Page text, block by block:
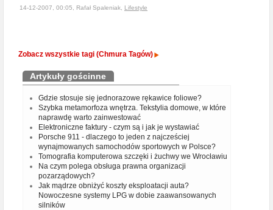
14-12-2007, 00:05, Rafał Spaleniak, Lifestyle
Zobacz wszystkie tagi (Chmura Tagów)
Artykuły gościnne
Gdzie stosuje się jednorazowe rękawice foliowe?
Szybka metamorfoza wnętrza. Tekstylia domowe, w które
naprawdę warto zainwestować
Elektroniczne faktury - czym są i jak je wystawiać
Porsche 911 - dlaczego to jeden z najcześciej
wynajmowanych samochodów sportowych w Polsce?
Tomografia komputerowa szczęki i żuchwy we Wrocławiu
Na czym polega obsługa prawna organizacji
pozarządowych?
Jak mądrze obniżyć koszty eksploatacji auta?
Nowoczesne systemy LPG w dobie zaawansowanych
silników